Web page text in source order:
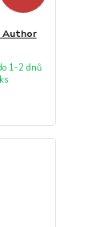
Author
1-2 dnů